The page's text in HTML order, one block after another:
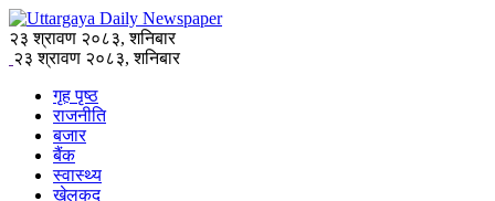
२३ श्रावण २०८३, शनिबार
२३ श्रावण २०८३, शनिबार
गृह पृष्ठ
राजनीति
बजार
बैंक
स्वास्थ्य
खेलकुद